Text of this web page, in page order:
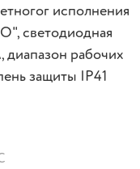
исполнения
светодиодная
диапазон рабочих
защиты IP41